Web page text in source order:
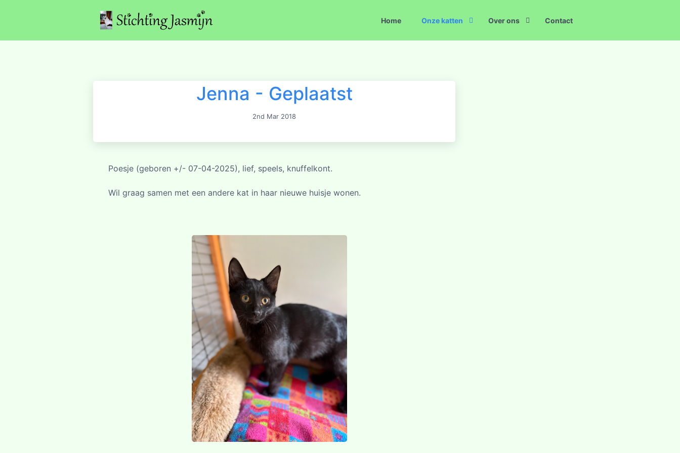
Home Onze katten Over ons Contact
Jenna - Geplaatst
2nd Mar 2018
Poesje (geboren +/- 07-04-2025), lief, speels, knuffelkont.
Wil graag samen met een andere kat in haar nieuwe huisje wonen.